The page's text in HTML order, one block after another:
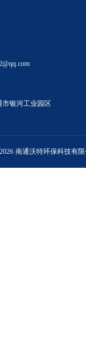
银河工业园区
南通沃特环保科技有